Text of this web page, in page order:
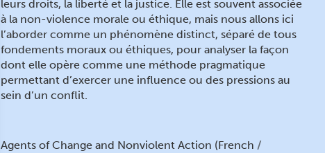
leurs droits, la liberté et la justice. Elle est souvent associée
à la non-violence morale ou éthique, mais nous allons ici
l’aborder comme un phénomène distinct, séparé de tous
fondements moraux ou éthiques, pour analyser la façon
dont elle opère comme une méthode pragmatique
permettant d’exercer une influence ou des pressions au
sein d’un conflit.
Agents of Change and Nonviolent Action (French